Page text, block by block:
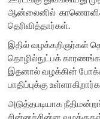
ஆன்லைனில் காணொளிக்
தெரிவித்தார்கள்.
இதில் வழக்கறிஞர்கள்
தொழில்நுட்பக்
இதனால் வழக்கின்
பாதிப்புக்கு
அடுத்தபடியாக
சின்னச்சின்ன